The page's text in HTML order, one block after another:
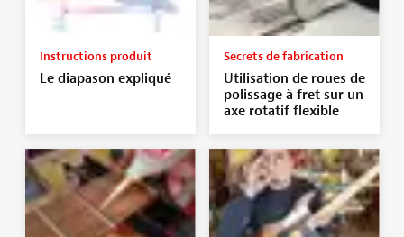
Instructions produit
Le diapason expliqué
Secrets de fabrication
Utilisation de roues de
polissage à fret sur un
axe rotatif flexible